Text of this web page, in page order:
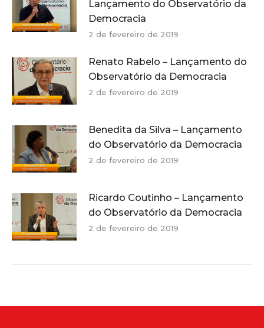
Lançamento do Observatório da
Democracia
2 de fevereiro de 2019
Renato Rabelo – Lançamento do
Observatório da Democracia
2 de fevereiro de 2019
Benedita da Silva – Lançamento
do Observatório da Democracia
2 de fevereiro de 2019
Ricardo Coutinho – Lançamento
do Observatório da Democracia
2 de fevereiro de 2019